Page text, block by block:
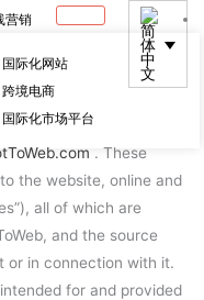
营销
国际化网站
跨境电商
国际化市场平台
. These
the website, online and
all of which are
and the source
or in connection with it.
for and provided